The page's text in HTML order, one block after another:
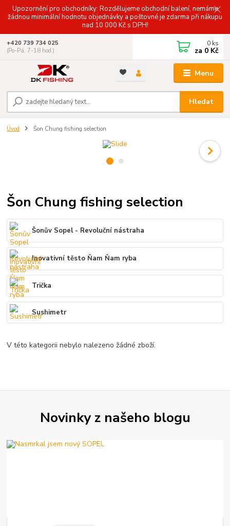
Upozornění pro obchodníky: Rozdělujeme obchodní balení, nemáme
žádnou minimální hodnotu objednávky a poštovné je zdarma při nákupu
nad 10 000 Kč s DPH!
Menu
Hledat
+420 739 734 025
(Po-Pá, 7-18 hod.)
0 ks
za 0 Kč
Úvod Šon Chung fishing selection
Šon Chung fishing selection
Šonův Sopel - Revoluční nástraha
Inovativní těsto Ňam Ňam ryba
Trička
Sushimetr
V této kategorii nebylo nalezeno žádné zboží.
Novinky z našeho blogu